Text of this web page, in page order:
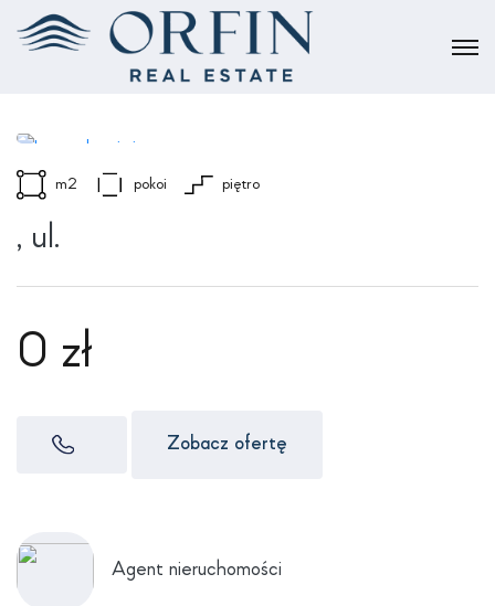
m2 pokoi piętro
, ul.
0 zł
Zobacz ofertę
Agent nieruchomości